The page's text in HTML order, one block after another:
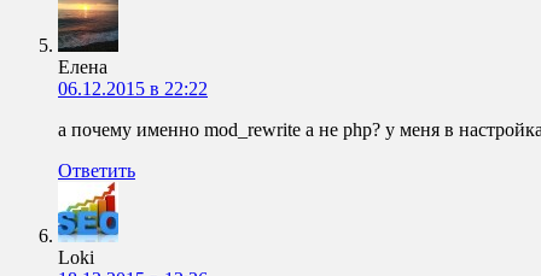
Елена
06.12.2015 в 22:22
а почему именно mod_rewrite а не php? у меня в
Ответить
Loki